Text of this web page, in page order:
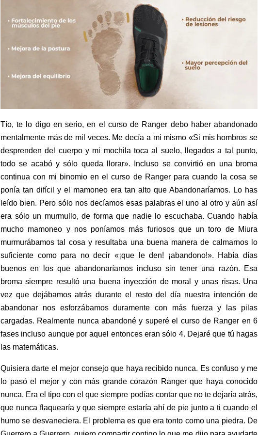
Tío, te lo digo en serio, en el curso de Ranger debo haber abandonado
mentalmente más de mil veces. Me decía a mi mismo «Si mis hombros se
desprenden del cuerpo y mi mochila toca al suelo, llegados a tal punto,
todo se acabó y sólo queda llorar». Incluso se convirtió en una broma
continua con mi binomio en el curso de Rangerpara cuando la cosa se
ponía tan difícil y el mamoneo era tan alto que Abandonaríamos. Lo has
leído bien. Pero sólo nos decíamos esas palabras el uno al otro y aún así
era sólo un murmullo, de forma que nadie lo escuchaba. Cuando había
mucho mamoneo y nos poníamos más furiosos que untoro de Miura
murmurábamos tal cosa y resultaba una buena manera de calmarnos lo
suficiente como para no decir «¡que le den! ¡abandono!». Había días
buenos en los que abandonaríamos incluso sin tener una razón. Esa
broma siempre resultó una buena inyección de moral y unas risas. Una
vez que dejábamos atrás durante el resto del día nuestra intención de
abandonar nos esforzábamos duramente con más fuerza y las pilas
cargadas. Realmente nunca abandoné y superé el curso de Ranger en 6
fases incluso aunque por aquel entonces eran sólo 4. Dejaré que tú hagas
las matemáticas.
Quisiera darte el mejor consejo que haya recibido nunca. Es confuso y me
lo pasó el mejor y con más grande corazón Rangerque haya conocido
nunca. Era el tipo con el que siempre podías contar que no te dejaría atrás,
que nunca flaquearía y que siempre estaría ahí de pie junto a ti cuando el
humo se desvaneciera. El problema es que era tonto como una piedra. De